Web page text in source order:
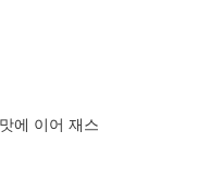
에 이어 재스